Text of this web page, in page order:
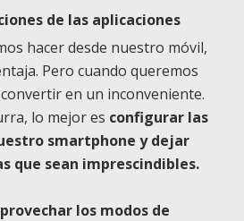
de las aplicaciones
hacer desde nuestro móvil,
Pero cuando queremos
en un inconveniente.
lo mejor es configurar las
smartphone y dejar
que sean imprescindibles.
los modos de